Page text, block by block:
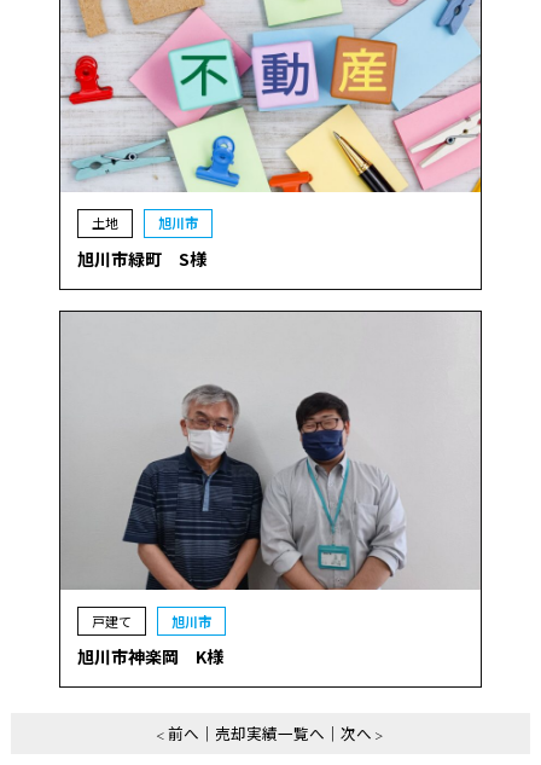
土地 旭川市
旭川市緑町 S様
戸建て 旭川市
旭川市神楽岡 K様
前へ 売却実績一覧へ 次へ